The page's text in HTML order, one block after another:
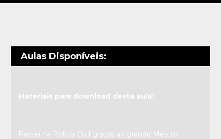
Aulas Disponíveis:
Passei na Polícia Civil graças ao grande Mestre.
Materiais para download desta aula: